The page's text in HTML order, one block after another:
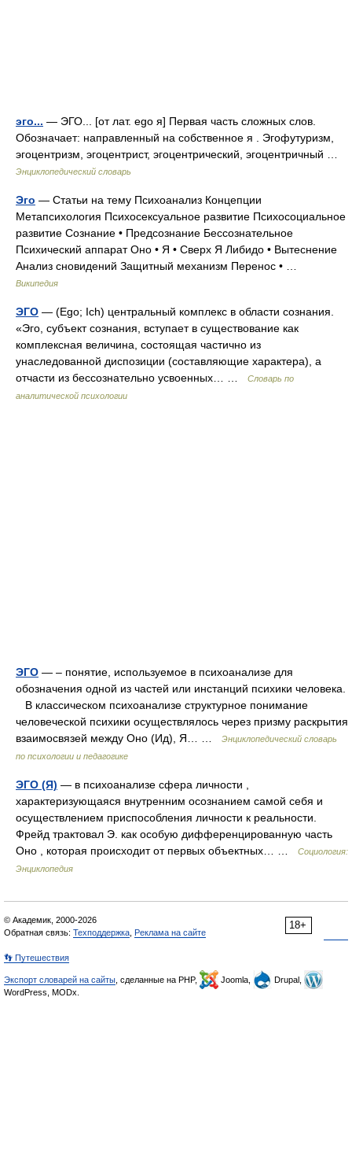
эго... — ЭГО... [от лат. ego я] Первая часть сложных слов.
Обозначает: направленный на собственное я . Эгофутуризм,
эгоцентризм, эгоцентрист, эгоцентрический, эгоцентричный …
Энциклопедический словарь
Эго — Статьи на тему Психоанализ Концепции
Метапсихология Психосексуальное развитие Психосоциальное
развитие Сознание • Предсознание Бессознательное
Психический аппарат Оно • Я • Сверх Я Либидо • Вытеснение
Анализ сновидений Защитный механизм Перенос • …
Википедия
ЭГО — (Ego; Ich) центральный комплекс в области сознания.
«Эго, субъект сознания, вступает в существование как
комплексная величина, состоящая частично из
унаследованной диспозиции (составляющие характера), а
отчасти из бессознательно усвоенных… …
Словарь по
аналитической психологии
ЭГО — – понятие, используемое в психоанализе для
обозначения одной из частей или инстанций психики человека.
В классическом психоанализе структурное понимание
человеческой психики осуществлялось через призму раскрытия
взаимосвязей между Оно (Ид), Я… …
Энциклопедический словарь
по психологии и педагогике
ЭГО (Я) — в психоанализе сфера личности ,
характеризующаяся внутренним осознанием самой себя и
осуществлением приспособления личности к реальности.
Фрейд трактовал Э. как особую дифференцированную часть
Оно , которая происходит от первых объектных… …
Социология:
Энциклопедия
18+
© Академик, 2000-2026
Обратная связь: Техподдержка Реклама на сайте
👣 Путешествия
Экспорт словарей на сайты , сделанные на PHP, Joomla,
Drupal,
WordPress, MODx.